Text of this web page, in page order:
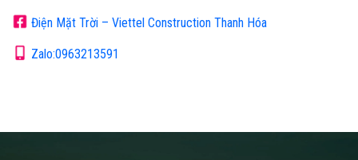
Điện Mặt Trời – Viettel Construction Thanh Hóa
Zalo:0963213591